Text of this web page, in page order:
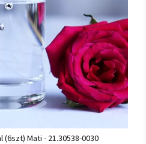
Mati - 21.30538-0030